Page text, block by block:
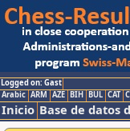
Logged on: Gast
Arabic ARM AZE BIH BUL CAT
Inicio Base de datos